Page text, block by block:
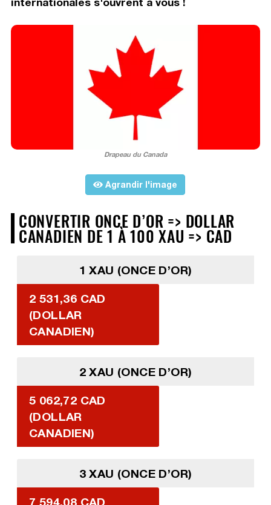
Drapeau du Canada
Agrandir l'image
CONVERTIR ONCE D’OR => DOLLAR
CANADIEN DE 1 À 100 XAU => CAD
1 XAU (ONCE D’OR)
2 531,36 CAD
(DOLLAR
CANADIEN)
2 XAU (ONCE D’OR)
5 062,72 CAD
(DOLLAR
CANADIEN)
3 XAU (ONCE D’OR)
7 594,08 CAD